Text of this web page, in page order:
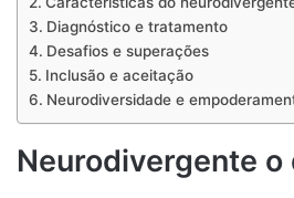
Diagnóstico e tratamento
Desafios e superações
Inclusão e aceitação
Neurodiversidade e
Neurodivergente o